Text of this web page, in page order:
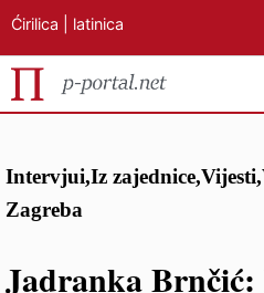
sadržaj
Ćirilica latinica
Intervjui,Iz zajednice,Vijesti,
Zagreba
Jadranka Brnčić: